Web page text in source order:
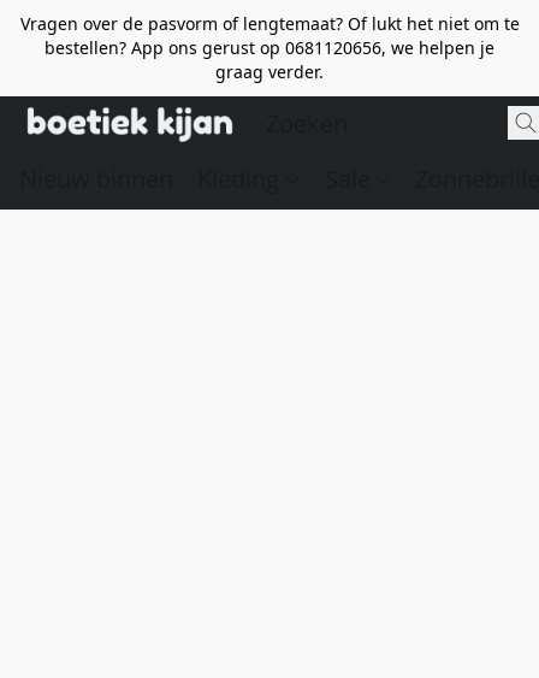
Vragen over de pasvorm of lengtemaat? Of lukt het niet om te
bestellen? App ons gerust op 0681120656, we helpen je
graag verder.